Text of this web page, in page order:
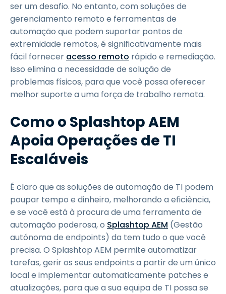
ser um desafio. No entanto, com soluções de
gerenciamento remoto e ferramentas de
automação que podem suportar pontos de
extremidade remotos, é significativamente mais
fácil fornecer acesso remoto rápido e remediação.
Isso elimina a necessidade de solução de
problemas físicos, para que você possa oferecer
melhor suporte a uma força de trabalho remota.
Como o Splashtop AEM
Apoia Operações de TI
Escaláveis
É claro que as soluções de automação de TI podem
poupar tempo e dinheiro, melhorando a eficiência,
e se você está à procura de uma ferramenta de
automação poderosa, o Splashtop AEM (Gestão
autónoma de endpoints) da tem tudo o que você
precisa. O Splashtop AEM permite automatizar
tarefas, gerir os seus endpoints a partir de um único
local e implementar automaticamente patches e
atualizações, para que a sua equipa de TI possa se